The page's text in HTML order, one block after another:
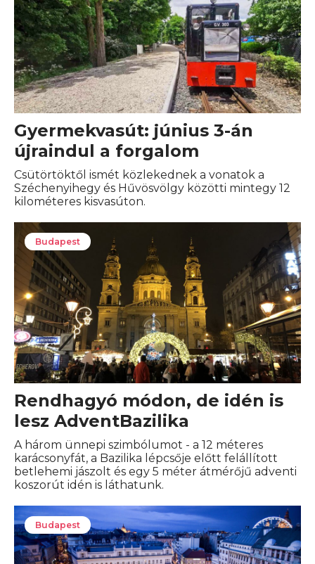
Gyermekvasút: június 3-án
újraindul a forgalom
Csütörtöktől ismét közlekednek a vonatok a
Széchenyihegy és Hűvösvölgy közötti mintegy 12
kilométeres kisvasúton.
Budapest
Rendhagyó módon, de idén is
lesz AdventBazilika
A három ünnepi szimbólumot - a 12 méteres
karácsonyfát, a Bazilika lépcsője előtt felállított
betlehemi jászolt és egy 5 méter átmérőjű adventi
koszorút idén is láthatunk.
Budapest